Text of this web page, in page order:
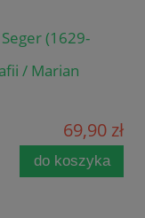
(1629-
/ Marian
69,90 zł
do koszyka